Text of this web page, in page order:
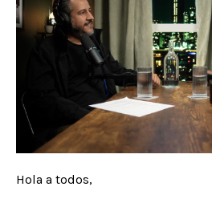
Hola a todos,